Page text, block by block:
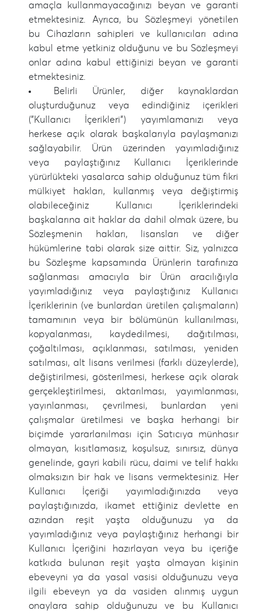
amaçla kullanmayacağınızı beyan ve garanti
etmektesiniz. Ayrıca, bu Sözleşmeyi yönetilen
bu Cihazların sahipleri ve kullanıcıları adına
kabul etme yetkiniz olduğunu ve bu Sözleşmeyi
onlar adına kabul ettiğinizi beyan ve garanti
etmektesiniz.
Belirli Ürünler, diğer kaynaklardan
oluşturduğunuz veya edindiğiniz içerikleri
("Kullanıcı İçerikleri") yayımlamanızı veya
herkese açık olarak başkalarıyla paylaşmanızı
sağlayabilir. Ürün üzerinden yayımladığınız
veya paylaştığınız Kullanıcı İçeriklerinde
yürürlükteki yasalarca sahip olduğunuz tüm fikri
mülkiyet hakları, kullanmış veya değiştirmiş
olabileceğiniz Kullanıcı İçeriklerindeki
başkalarına ait haklar da dahil olmak üzere, bu
Sözleşmenin hakları, lisansları ve diğer
hükümlerine tabi olarak size aittir. Siz, yalnızca
bu Sözleşme kapsamında Ürünlerin tarafınıza
sağlanması amacıyla bir Ürün aracılığıyla
yayımladığınız veya paylaştığınız Kullanıcı
İçeriklerinin (ve bunlardan üretilen çalışmaların)
tamamının veya bir bölümünün kullanılması,
kopyalanması, kaydedilmesi, dağıtılması,
çoğaltılması, açıklanması, satılması, yeniden
satılması, alt lisans verilmesi (farklı düzeylerde),
değiştirilmesi, gösterilmesi, herkese açık olarak
gerçekleştirilmesi, aktarılması, yayımlanması,
yayınlanması, çevrilmesi, bunlardan yeni
çalışmalar üretilmesi ve başka herhangi bir
biçimde yararlanılması için Satıcıya münhasır
olmayan, kısıtlamasız, koşulsuz, sınırsız, dünya
genelinde, gayri kabili rücu, daimi ve telif hakkı
olmaksızın bir hak ve lisans vermektesiniz. Her
Kullanıcı İçeriği yayımladığınızda veya
paylaştığınızda, ikamet ettiğiniz devlette en
azından reşit yaşta olduğunuzu ya da
yayımladığınız veya paylaştığınız herhangi bir
Kullanıcı İçeriğini hazırlayan veya bu içeriğe
katkıda bulunan reşit yaşta olmayan kişinin
ebeveyni ya da yasal vasisi olduğunuzu veya
ilgili ebeveyn ya da vasiden alınmış uygun
onaylara sahip olduğunuzu ve bu Kullanıcı